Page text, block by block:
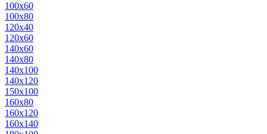
100х60
100х80
120х40
120х60
140х60
140х80
140х100
140х120
150х100
160х80
160х120
160х140